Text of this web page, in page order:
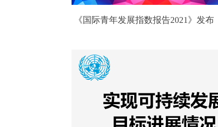
《国际青年发展指数报告2021》发布